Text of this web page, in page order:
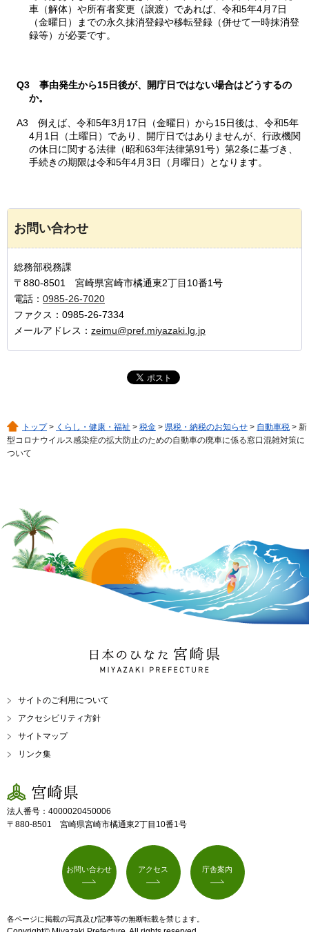
車（解体）や所有者変更（譲渡）であれば、令和5年4月7日
（金曜日）までの永久抹消登録や移転登録（併せて一時抹消登
録等）が必要です。
Q3 事由発生から15日後が、開庁日ではない場合はどうするの
か。
A3 例え ば、令和5年3月17日（金曜日）から15日後は、令和5年
4月1日（土曜日）であり、開庁日ではありませんが、行政機関
の休日に関する法律（昭和63年法律第91号）第2条に基づき、
手続きの期限は令和5年4月3日（月曜日）となります。
お問い合わせ
総務部税務課
〒880-8501 宮崎県宮崎市橘通東2丁目10番1号
電話： 0985-26-7020
ファクス：0985-26-7334
メールアドレス： zeimu@pref.miyazaki.lg.jp
トップ> くらし・健康・福祉 > 税金 > 県税・納税のお知らせ > 自動車税 > 新
型コロナウイルス感染症の拡大防止のための自動車の廃車に係る窓口混雑対策に
ついて
日本のひなた 宮崎県
MIYAZAKI PREFECTURE
サイトのご利用について
アクセシビリティ方針
サイトマップ
リンク集
宮崎県
法人番号：4000020450006
〒880-8501 宮崎県宮崎市橘通東2丁目10番1号
お問い合わせ アクセス 庁舎案内
各ページに掲載の写真及び記事等の無断転載を禁じます。